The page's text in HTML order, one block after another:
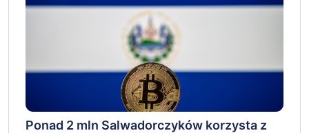
Ponad 2 mln Salwadorczyków korzysta z